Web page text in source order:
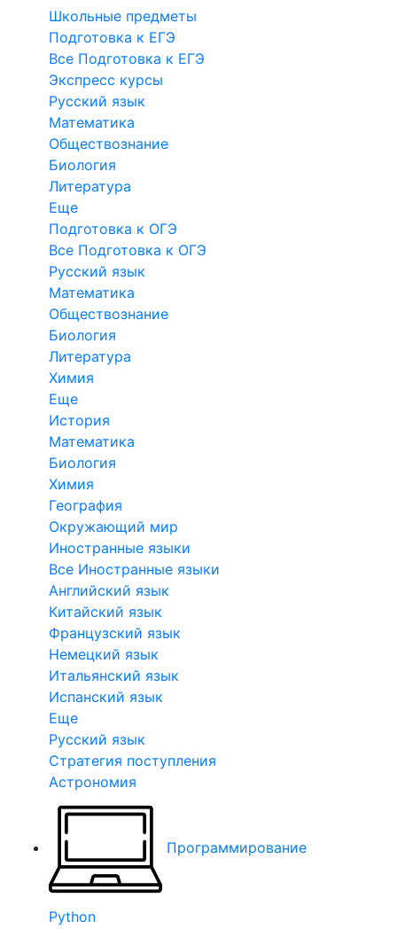
Школьные предметы
Подготовка к ЕГЭ
Все Подготовка к ЕГЭ
Экспресс курсы
Русский язык
Математика
Обществознание
Биология
Литература
Еще
Подготовка к ОГЭ
Все Подготовка к ОГЭ
Русский язык
Математика
Обществознание
Биология
Литература
Химия
Еще
История
Математика
Биология
Химия
География
Окружающий мир
Иностранные языки
Все Иностранные языки
Английский язык
Китайский язык
Французский язык
Немецкий язык
Итальянский язык
Испанский язык
Еще
Русский язык
Стратегия поступления
Астрономия
Программирование
Python